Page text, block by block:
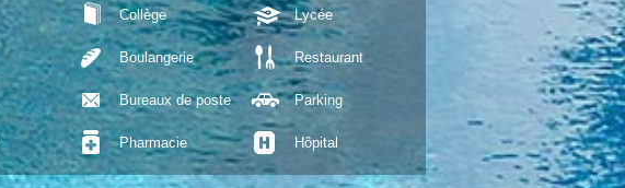
Collège Lycée
Boulangerie Restaurant
Bureaux de poste Parking
Pharmacie Hôpital